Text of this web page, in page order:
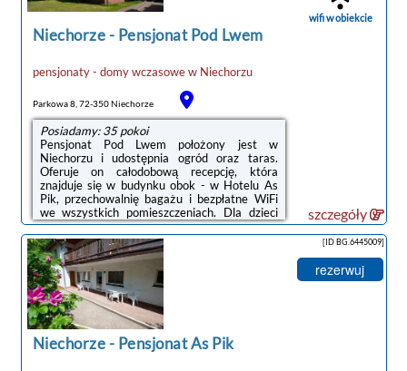
a z wybranych pokoi roztacza ...
Niechorze- Pensjonat Pod Lwem
pensjonaty - domy wczasowew Niechorzu
Parkowa 8, 72-350 Niechorze
Posiadamy: 35 pokoi
Pensjonat Pod Lwem położony jest w
Niechorzu i udostępnia ogród oraz taras.
Oferuje on całodobową recepcję, która
znajduje się w budynku obok - w Hotelu As
Pik, przechowalnię bagażu i bezpłatne WiFi
we wszystkich pomieszczeniach. Dla dzieci
przygotowano plac zabaw.Wszystkie pokoje
w pensjonacie wyposażone są w telewizor.
Każdy mieści łazienkę z prysznicem.
Wyposażenie obejmuje szafę i czajnik. We
wszystkich apartamentach i studiach łazienki
zostały odnowione. Obiekt udostępnia pokój
zabaw dla dzieci.Codziennie rano w budynku
obok - w Hotelu As Pik serwowane jest
śniadanie ...
wifi w obiekcie
szczegóły
Niechorze- Pensjonat As Pik
[ID BG.6445009]
rezerwuj